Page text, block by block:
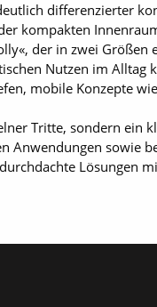
differenzierter
kompakten
der in zwei
Nutzen im Alltag
mobile Konzepte
Tritte, sondern ein
Anwendungen sowie
Lösungen